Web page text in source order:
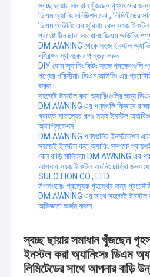
স্বচ্ছ ছায়ার সমাধান খুঁজছেন গৃহস্থদের
ডিএম অ্যানিং সলিউশন কো., লিমিটেডের
ডিএম আউনিং এর সুবিধাঃ কেন সহজ ইনস্টল
প্রচেষ্টাহীন ছায়া সমাধানঃ ডিএম আউনিং
DM AWNING থেকে সহজ ইনস্টল
বহিরঙ্গন স্থানকে রূপান্তর করুন
DIY হোম অ্যানিং কিটঃ সহজ পদক্ষেপগুলি
পণ্যের পরিসীমাঃ ডিএম আউনিং এর
করুন
সহজেই ইনস্টল করা অ্যারিংগুলির জন্য
DM AWNING এর পণ্যগুলি কিভাবে
গ্রাহক সাফল্যের গল্পঃ সহজ ইনস্টল
অ্যাপ্লিকেশন
DM AWNING পণ্যগুলির ইনস্টলেশন এবং
সহজেই ইনস্টল করা অ্যারিং সম্পর্কে
কেন বাড়ি মালিকরা DM AWNING এর
আপনার সহজ ইনস্টল অয়নিং চাহিদা জন্য
SULOTION CO., LTD
উপসংহারঃ প্রত্যেক গৃহস্থের জন্য
DM AWNING এর সাথে সহজেই ইনস্টল
অভিজ্ঞতা অর্জন করুন
স্বচ্ছ ছায়ার সমাধান খুঁজছেন
ইনস্টল করা অ্যানিংসঃ ডিএম
লিমিটেডের সাথে আপনার বাড়ি